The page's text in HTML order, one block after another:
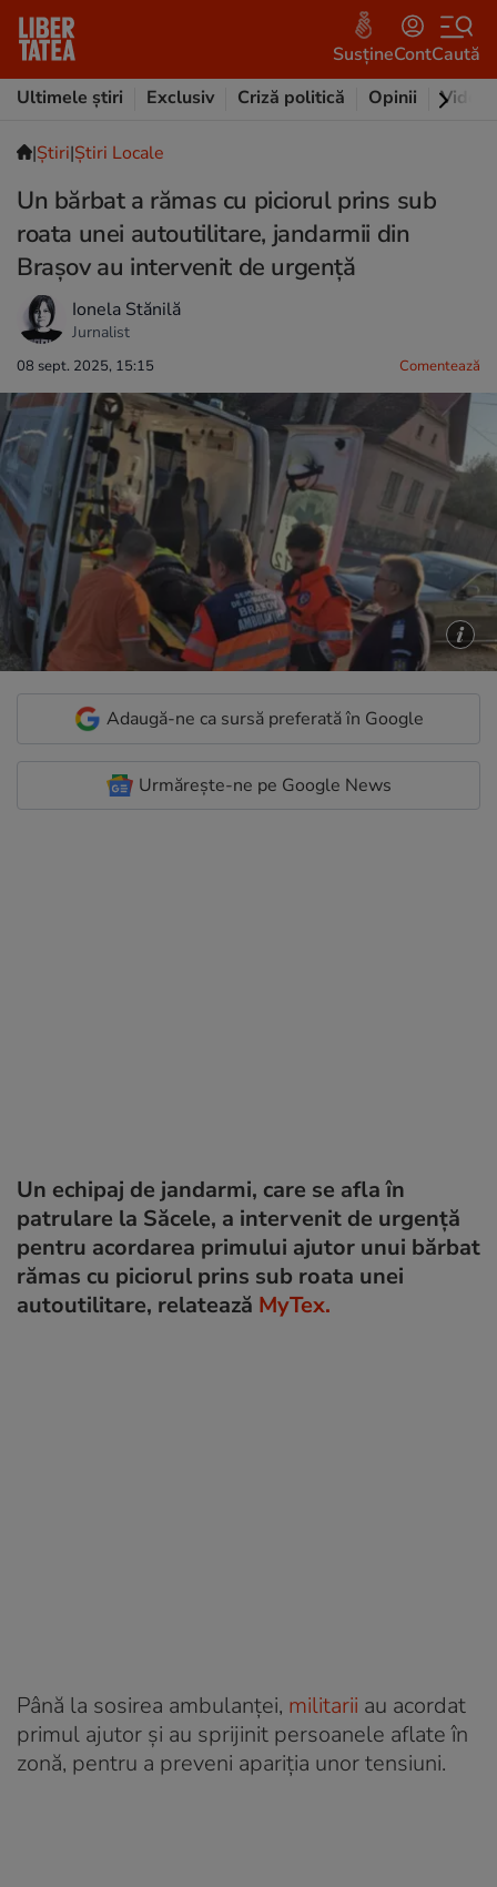
SusțineContCaută
Ultimele știri
Exclusiv Criză politică Opinii Video
|Ştiri|Știri Locale
Un bărbat a rămas cu piciorul prins sub
roata unei autoutilitare, jandarmii din
Brașov au intervenit de urgență
Ionela Stănilă
Jurnalist
08 sept. 2025, 15:15 Comentează
Adaugă-ne ca sursă preferată în Google
Urmărește-ne pe Google News
Un echipaj de jandarmi, care se afla în
patrulare la Săcele, a intervenit de urgență
pentru acordarea primului ajutor unui bărbat
rămas cu piciorul prins sub roata unei
autoutilitare, relatează MyTex.
Până la sosirea ambulanței, militarii au acordat
primul ajutor și au sprijinit persoanele aflate în
zonă, pentru a preveni apariția unor tensiuni.